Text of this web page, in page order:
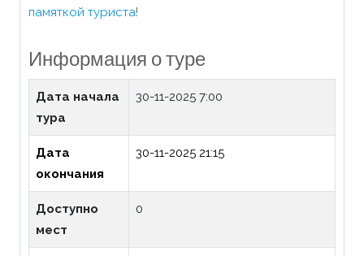
памяткой туриста!
Информация о туре
Дата начала
тура
30-11-2025 7:00
Дата
окончания
30-11-2025 21:15
Доступно
мест
0